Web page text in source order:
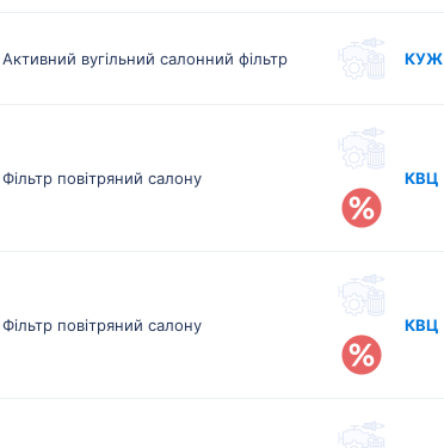
Активний вугільний салонний фільтр КУЖ
Фільтр повітряний салону КВЦ
Фільтр повітряний салону КВЦ